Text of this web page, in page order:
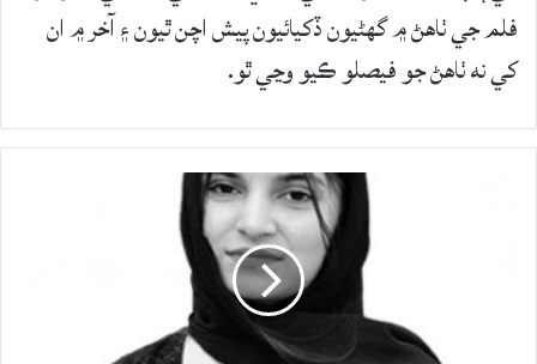
فلم جي ٺاهڻ ۾ گھڻيون ڏکيائيون پيش اچن ٿيون ۽ آخر ۾ ان
کي نه ٺاهڻ جو فيصلو ڪيو وڃي ٿو.